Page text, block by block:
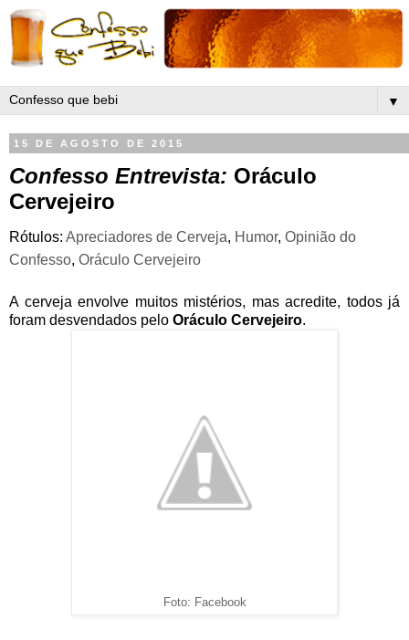
▼
15 DE AGOSTO DE 2015
Confesso Entrevista: Oráculo
Cervejeiro
Rótulos: Apreciadores de Cerveja, Humor, Opinião do
Confesso, Oráculo Cervejeiro
A cerveja envolve muitos mistérios, mas acredite, todos já
foram desvendados pelo Oráculo Cervejeiro.
Foto: Facebook